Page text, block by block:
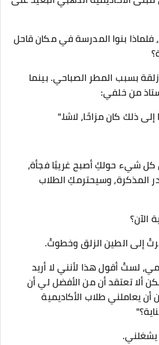
فلماذا بنوا المدرسة في مكان قاحل
بسبب المطر الصباحي. بينما
من خلفي:
ذلك كان مزاحًا، لاشا."
كل شيء حولكِ أصبح غريبًا فجأة،
المذكرة، وسيحترمكِ الطلاب
الآن؟
إلى الطين الزلق وخطوتُ.
لستُ أقول هذا لأنني لا أريد
ألا تعتقد أن من الأفضل لي أن
أن يعاملني طلاب الأكاديمية